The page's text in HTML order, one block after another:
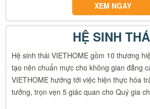
XEM NGAY
HỆ SINH
Hệ sinh thái VIETHOME gồm 10 thương
tạo nên chuẩn mực cho không gian đẳng
VIETHOME hướng tới việc hiện thực hóa
tưởng, trọn vẹn 5 giác quan cho Quý gia